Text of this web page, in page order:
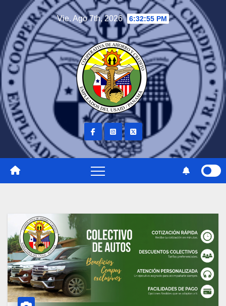
Vie. Ago 7th, 2026 6:32:56 PM